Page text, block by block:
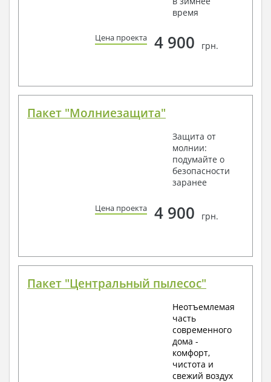
время
Цена проекта 4 900 грн.
Пакет "Молниезащита"
Защита от
молнии:
подумайте о
безопасности
заранее
Цена проекта 4 900 грн.
Пакет "Центральный пылесос"
Неотъемлемая
часть
современного
дома -
комфорт,
чистота и
свежий воздух